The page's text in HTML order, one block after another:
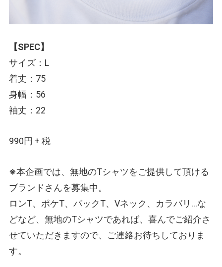
【SPEC】
サイズ：L
着丈：75
身幅：56
袖丈：22
990円 + 税
※本企画では、無地のTシャツをご提供して頂ける
ブランドさんを募集中。
ロンT、ポケT、パックT、Vネック、カラバリ…な
どなど、無地のTシャツであれば、喜んでご紹介さ
せていただきますので、ご連絡お待ちしておりま
す。